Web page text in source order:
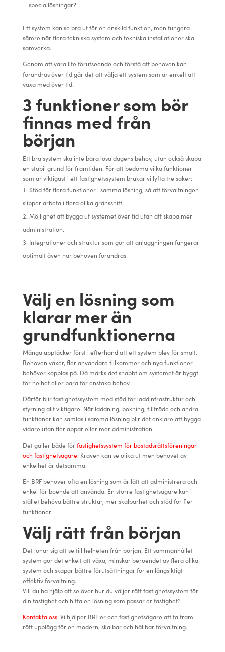
speciallösningar?
Ett system kan se bra ut för en enskild funktion, men fungera
sämre när flera tekniska system och tekniska installationer ska
samverka.
Genom att vara lite förutseende och förstå att behoven kan
förändras över tid går det att välja ett system som är enkelt att
växa med över tid.
3 funktioner som bör
finnas med från
början
Ett bra system ska inte bara lösa dagens behov, utan också skapa
en stabil grund för framtiden. För att bedöma vilka funktioner
som är viktigast i ett fastighetssystem brukar vi lyfta tre saker:
Stöd för flera funktioner i samma lösning, så att förvaltningen
slipper arbeta i flera olika gränssnitt.
Möjlighet att bygga ut systemet över tid utan att skapa mer
administration.
Integrationer och struktur som gör att anläggningen fungerar
optimalt även när behoven förändras.
Välj en lösning som
klarar mer än
grundfunktionerna
Många upptäcker först i efterhand att ett system blev för smalt.
Behoven växer, fler användare tillkommer och nya funktioner
behöver kopplas på. Då märks det snabbt om systemet är byggt
för helhet eller bara för enstaka behov.
Därför blir fastighetssystem med stöd för laddinfrastruktur och
styrning allt viktigare. När laddning, bokning, tillträde och andra
funktioner kan samlas i samma lösning blir det enklare att bygga
vidare utan fler appar eller mer administration.
Det gäller både förfastighetssystem för bostadsrättsföreningar
och fastighetsägare. Kraven kan se olika ut men behovet av
enkelhet är detsamma.
En BRF behöver ofta en lösning som är lätt att administrera och
enkel för boende att använda. En större fastighetsägare kan i
stället behöva bättre struktur, mer skalbarhet och stöd för fler
funktioner
Välj rätt från början
Det lönar sig att se till helheten från början. Ett sammanhållet
system gör det enkelt att växa, minskar beroendet av flera olika
system och skapar bättre förutsättningar för en långsiktigt
effektiv förvaltning.
Vill du ha hjälp att se över hur du väljer rätt fastighetssystem för
din fastighet och hitta en lösning som passar er fastighet?
Kontakta oss. Vi hjälper BRF:er och fastighetsägare att ta fram
rätt upplägg för en modern, skalbar och hållbar förvaltning.